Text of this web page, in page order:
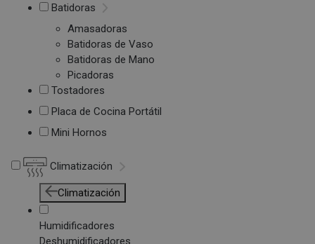
Batidoras
Amasadoras
Batidoras de Vaso
Batidoras de Mano
Picadoras
Tostadores
Placa de Cocina Portátil
Mini Hornos
Climatización
Climatización
Humidificadores
Deshumidificadores